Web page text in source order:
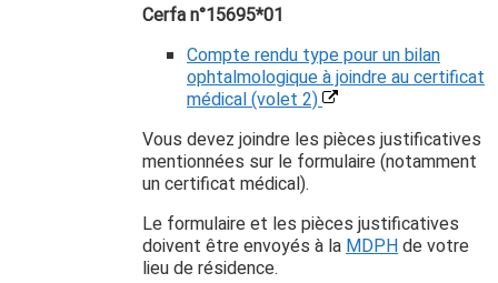
Cerfa n°15695*01
Compte rendu type pour un bilan
ophtalmologique à joindre au certificat
médical (volet 2)
Vous devez joindre les pièces justificatives
mentionnées sur le formulaire (notamment
un certificat médical).
Le formulaire et les pièces justificatives
doivent être envoyés à la MDPHde votre
lieu de résidence.